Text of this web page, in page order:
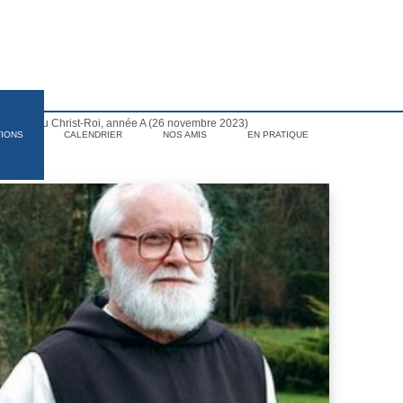
CALENDRIER NOS AMIS EN PRATIQUE
du Christ-Roi, année A (26 novembre 2023)